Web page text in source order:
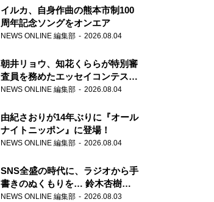
イルカ、自身作曲の熊本市制100
周年記念ソングをオンエア
NEWS ONLINE 編集部 2026.08.04
朝井リョウ、知花くららが特別審
査員を務めたエッセイコンテスト
の特別番組「#いまあなたに伝え
NEWS ONLINE 編集部 2026.08.04
由紀さおりが14年ぶりに『オール
ナイトニッポン』に登場！
NEWS ONLINE 編集部 2026.08.04
SNS全盛の時代に、ラジオから手
書きのぬくもりを… 鈴木杏樹の
直筆はがきが届く！
NEWS ONLINE 編集部 2026.08.03